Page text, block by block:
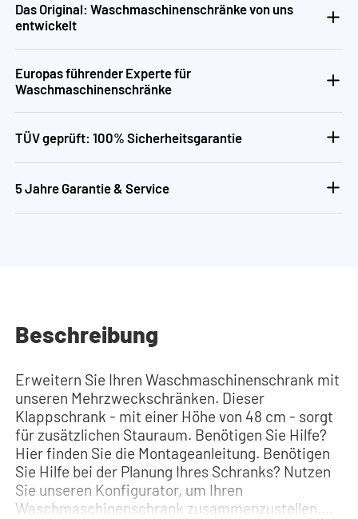
Das Original: Waschmaschinenschränke von uns
entwickelt
Europas führender Experte für
Waschmaschinenschränke
TÜV geprüft: 100% Sicherheitsgarantie
5 Jahre Garantie & Service
Beschreibung
Erweitern Sie Ihren Waschmaschinenschrank mit
unseren Mehrzweckschränken. Dieser
Klappschrank - mit einer Höhe von 48 cm - sorgt
für zusätzlichen Stauraum. Benötigen Sie Hilfe?
Hier finden Sie die Montageanleitung. Benötigen
Sie Hilfe bei der Planung Ihres Schranks? Nutzen
Sie unseren Konfigurator, um Ihren
Waschmaschinenschrank zusammenzustellen.